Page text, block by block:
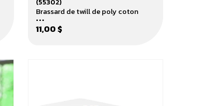
Fête
nationale
(55302)
Brassard de twill de poly coton
...
11,00 $